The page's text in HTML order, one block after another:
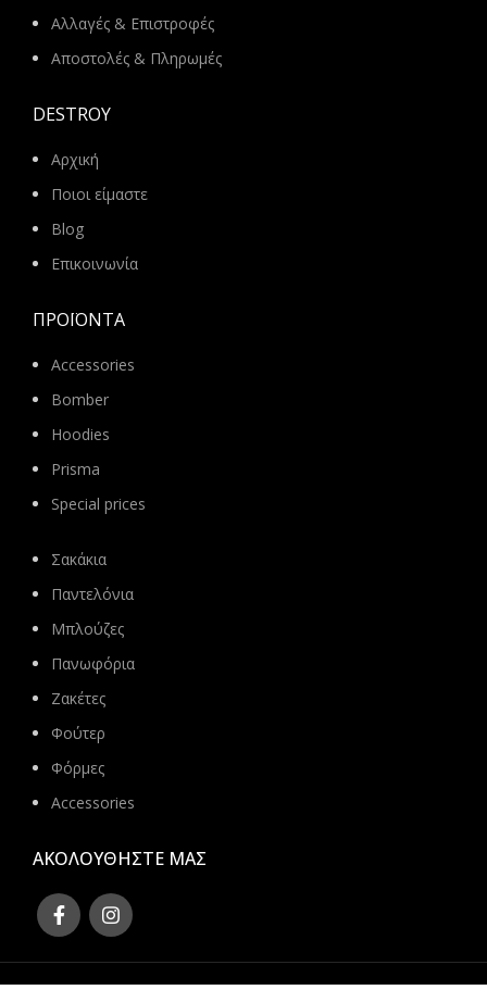
Αλλαγές & Επιστροφές
Αποστολές & Πληρωμές
DESTROY
Αρχική
Ποιοι είμαστε
Blog
Επικοινωνία
ΠΡΟΪΌΝΤΑ
Accessories
Bomber
Hoodies
Prisma
Special prices
Σακάκια
Παντελόνια
Μπλούζες
Πανωφόρια
Ζακέτες
Φούτερ
Φόρμες
Accessories
ΑΚΟΛΟΥΘΗΣΤΕ ΜΑΣ